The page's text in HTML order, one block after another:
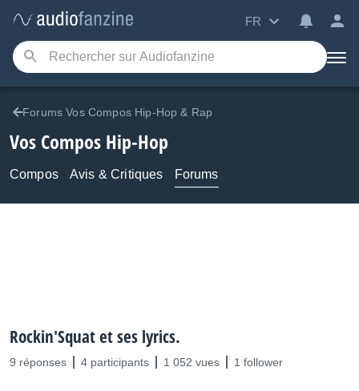
FR
Forums Vos Compos Hip-Hop & Rap
Vos Compos Hip-Hop
Compos Avis & Critiques Forums
Rockin'Squat et ses lyrics.
9 réponses 4 participants 1 052 vues 1 follower